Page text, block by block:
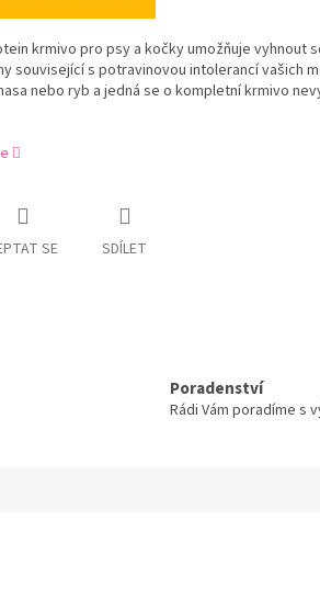
krmivo pro psy a kočky umožňuje vyhnout
související s potravinovou intolerancí vašich
nebo ryb a jedná se o kompletní krmivo
SE SDÍLET
Poradenství
Rádi Vám poradíme s